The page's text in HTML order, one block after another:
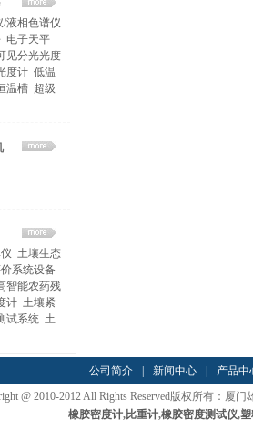
液相色谱仪
电子天平
见分光光度
度计 低温
温槽 超级
土壤生态
系统设备
智能农药残
计 土壤紧
试系统 土
公司简介 新闻中心
产品中
@ 2010-2012 All Rights Reserved版权所有：厦
橡胶密度计,比重计,橡胶密度测试仪,塑